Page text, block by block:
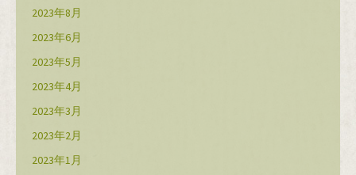
2023年8月
2023年6月
2023年5月
2023年4月
2023年3月
2023年2月
2023年1月